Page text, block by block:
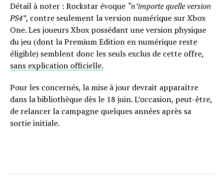
Détail à noter : Rockstar évoque “n’importe quelle version
PS4”, contre seulement la version numérique sur Xbox
One. Les joueurs Xbox possédant une version physique
du jeu (dont la Premium Edition en numérique reste
éligible) semblent donc les seuls exclus de cette offre,
sans explication officielle.
Pour les concernés, la mise à jour devrait apparaître
dans la bibliothèque dès le 18 juin. L’occasion, peut-être,
de relancer la campagne quelques années après sa
sortie initiale.